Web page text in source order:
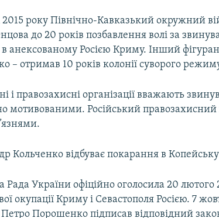
2015 року Північно-Кавказький окружний
до 20 років позбавлення волі за
в анексованому Росією Криму. Інший
– отримав 10 років колонії суворого
і правозахисні організації вважають
мотивованими. Російський
Кольченко відбуває покарання в Копейську
Рада України офіційно оголосила 20
окупації Криму і Севастополя Росією. 7
Порошенко підписав відповідний